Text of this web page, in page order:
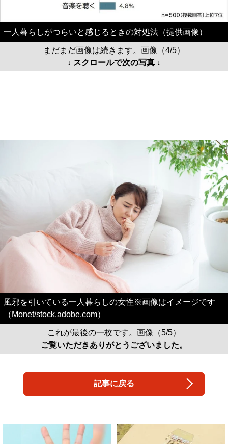
一人暮らしがつらいと感じるときの対処法（提供画像）
まだまだ画像は続きます。画像（4/5）
↓ スクロールで次の写真 ↓
風邪を引いている一人暮らしの女性※画像はイメージです
（Monet/stock.adobe.com）
これが最後の一枚です。画像（5/5）
ご覧いただきありがとうございました。
記事に戻る